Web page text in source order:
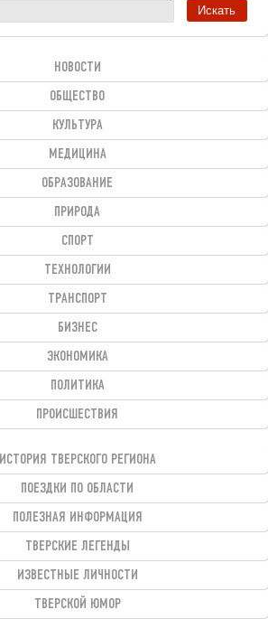
НОВОСТИ
ОБЩЕСТВО
КУЛЬТУРА
МЕДИЦИНА
ОБРАЗОВАНИЕ
ПРИРОДА
СПОРТ
ТЕХНОЛОГИИ
ТРАНСПОРТ
БИЗНЕС
ЭКОНОМИКА
ПОЛИТИКА
ПРОИСШЕСТВИЯ
ИСТОРИЯ ТВЕРСКОГО РЕГИОНА
ПОЕЗДКИ ПО ОБЛАСТИ
ПОЛЕЗНАЯ ИНФОРМАЦИЯ
ТВЕРСКИЕ ЛЕГЕНДЫ
ИЗВЕСТНЫЕ ЛИЧНОСТИ
ТВЕРСКОЙ ЮМОР